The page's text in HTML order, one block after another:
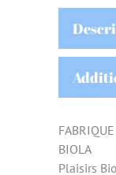
BIOLA
Plaisirs